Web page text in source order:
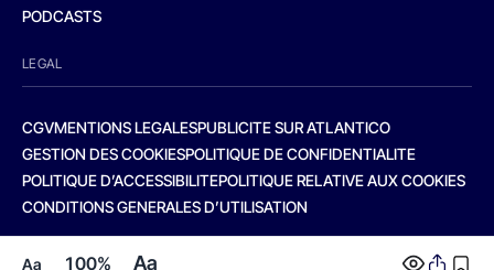
Aa 100% Aa
PODCASTS
LEGAL
CGVMENTIONS LEGALESPUBLICITE SUR ATLANTICO
GESTION DES COOKIESPOLITIQUE DE CONFIDENTIALITE
POLITIQUE D’ACCESSIBILITEPOLITIQUE RELATIVE AUX COOKIES
CONDITIONS GENERALES D’UTILISATION